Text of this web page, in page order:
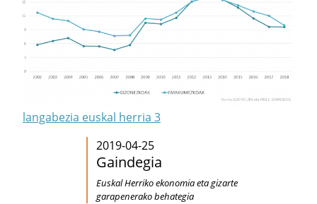
langabezia euskal herria 3
2019-04-25
Gaindegia
Euskal Herriko ekonomia eta gizarte
garapenerako behategia